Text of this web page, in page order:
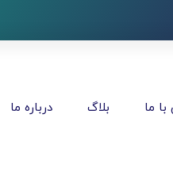
ما بلاگ درباره ما